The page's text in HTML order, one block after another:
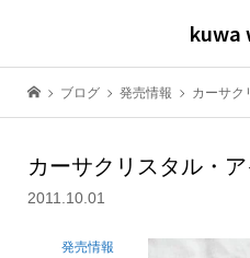
kuwa
ブログ 発売情報 カーサク
カーサクリスタル・
2011.10.01
発売情報